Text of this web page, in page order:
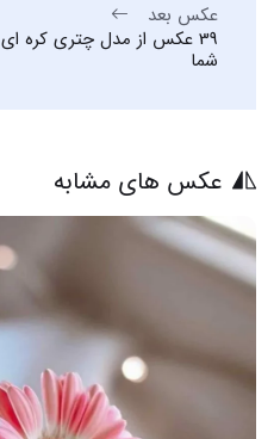
عکس بعد
39 عکس از مدل چتری کره
شما
عکس های مشابه